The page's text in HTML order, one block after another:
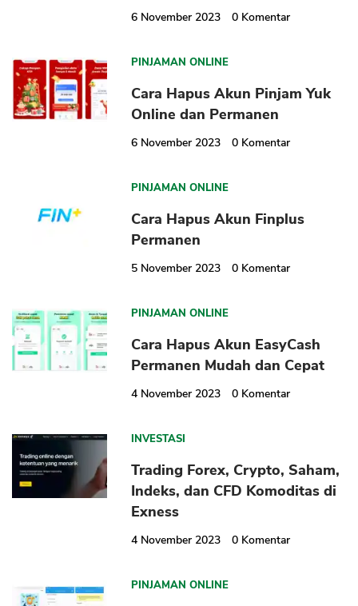
6 November 2023 0 Komentar
PINJAMAN ONLINE
Cara Hapus Akun Pinjam Yuk
Online dan Permanen
6 November 2023 0 Komentar
PINJAMAN ONLINE
Cara Hapus Akun Finplus
Permanen
5 November 2023 0 Komentar
PINJAMAN ONLINE
Cara Hapus Akun EasyCash
Permanen Mudah dan Cepat
4 November 2023 0 Komentar
INVESTASI
Trading Forex, Crypto, Saham,
Indeks, dan CFD Komoditas di
Exness
4 November 2023 0 Komentar
PINJAMAN ONLINE